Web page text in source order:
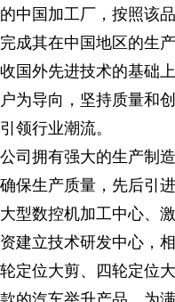
的中国加工厂，按照该
完成其在中国地区的生
收国外先进技术的基础
户为导向，坚持质量和
引领行业潮流。
公司拥有强大的生产制
确保生产质量，先后引
大型数控机加工中心、
资建立技术研发中心，
轮定位大剪、四轮定位